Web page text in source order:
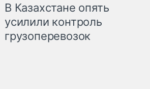
В Казахстане опять
усилили контроль
грузоперевозок